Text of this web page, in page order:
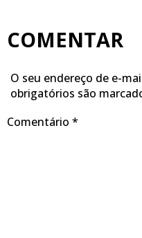
COMENTAR
O seu endereço de e-
obrigatórios são
Comentário *